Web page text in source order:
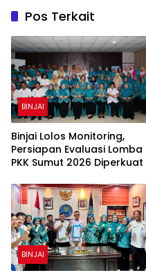
Pos Terkait
BINJAI
Binjai Lolos Monitoring,
Persiapan Evaluasi Lomba
PKK Sumut 2026 Diperkuat
BINJAI